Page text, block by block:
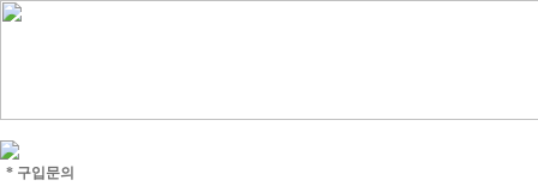
* 구입문의